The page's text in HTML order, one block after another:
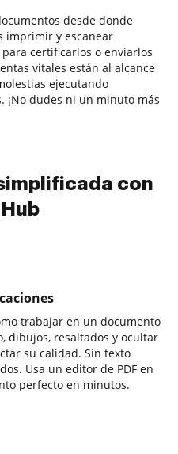
desde donde
imprimir y escanear
certificarlos o enviarlos
vitales están al alcance
ejecutando
¡No dudes ni un minuto más
con
trabajar en un documento
dibujos, resaltados y ocultar
su calidad. Sin texto
Usa un editor de PDF en
perfecto en minutos.